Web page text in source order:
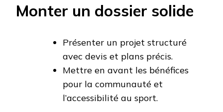
Monter un dossier solide
Présenter un projet structuré
avec devis et plans précis.
Mettre en avant les bénéfices
pour la communauté et
l’accessibilité au sport.